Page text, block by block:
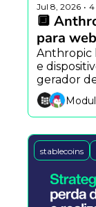
Jul 8, 2026 • 4
🔲
para
Anthropic
e
gerador
remove
após
stablecoins